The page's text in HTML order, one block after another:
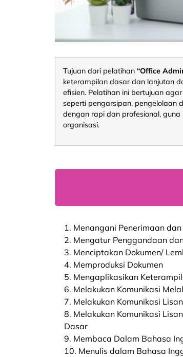
Tujuan dari pelatihan “Office
keterampilan dasar dan lanjutan
efisien. Pelatihan ini bertujuan
seperti pengarsipan, pengelolaan
dengan rapi dan profesional,
organisasi.
1. Menangani Penerimaan
2. Mengatur Penggandaan
3. Menciptakan Dokumen/
4. Memproduksi Dokumen
5. Mengaplikasikan
6. Melakukan Komunikasi
7. Melakukan Komunikasi
8. Melakukan Komunikasi
Dasar
9. Membaca Dalam Bahasa
10. Menulis dalam Bahasa